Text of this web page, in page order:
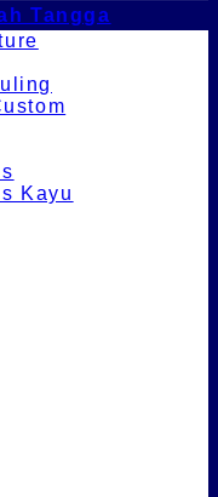
Tangga
Kayu